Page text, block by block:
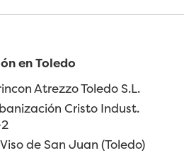
en Toledo
Atrezzo Toledo S.L.
Cristo Indust.
de San Juan (Toledo)